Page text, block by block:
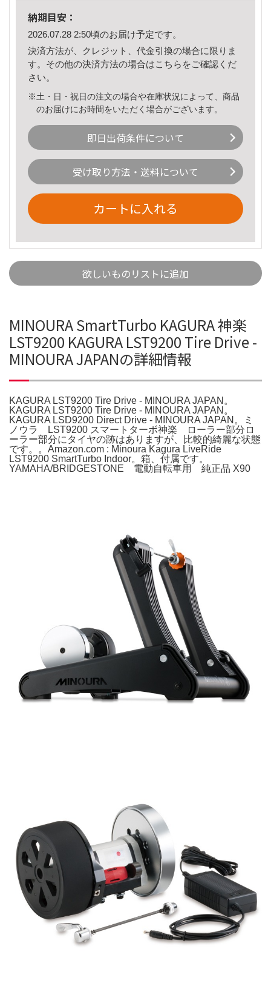
納期目安：
2026.07.28 2:50頃のお届け予定です。
決済方法が、クレジット、代金引換の場合に限りま
す。その他の決済方法の場合はこちら をご確認くだ
さい。
※土・日・祝日の注文の場合や在庫状況によって、商品
のお届けにお時間をいただく場合がございます。
即日出荷条件について
受け取り方法・送料について
カートに入れる
欲しいものリストに追加
MINOURA SmartTurbo KAGURA 神楽
LST9200 KAGURA LST9200 Tire Drive -
MINOURA JAPANの詳細情報
KAGURA LST9200 Tire Drive - MINOURA JAPAN。
KAGURA LST9200 Tire Drive - MINOURA JAPAN。
KAGURA LSD9200 Direct Drive - MINOURA JAPAN。ミ
ノウラ LST9200 スマートターボ神楽 ローラー部分ロ
ーラー部分にタイヤの跡はありますが、比較的綺麗な状態
です。。Amazon.com : Minoura Kagura LiveRide
LST9200 SmartTurbo Indoor。箱、付属です。
YAMAHA/BRIDGESTONE 電動自転車用 純正品 X90